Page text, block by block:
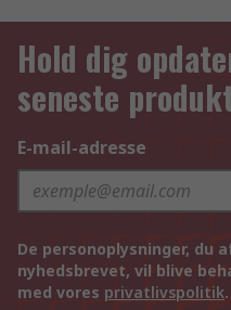
Hold dig
seneste
E-mail-adresse
De personoplysninger, du
nyhedsbrevet, vil blive
med vores privatlivspolitik.